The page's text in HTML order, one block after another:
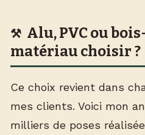
Alu, PVC ou
matériau choisir ?
Ce choix revient dans
mes clients. Voici mon
milliers de poses